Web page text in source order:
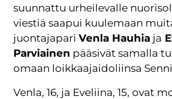
suunnattu urheilevalle
viestiä saapui kuulemaan
juontajapariVenla Hauhia ja
Parviainen pääsivät samalla
omaan loikkaajaidoliinsa
Venla, 16, ja Eveliina, 15, ovat